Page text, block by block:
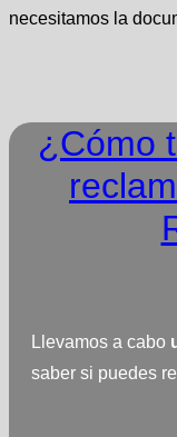
necesitamos la
¿Cómo
Llevamos a cabo
saber si puedes